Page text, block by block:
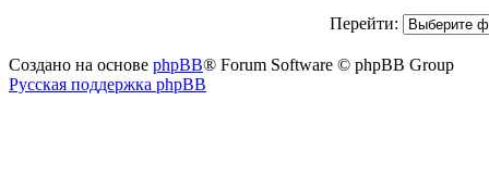
Перейти:
Создано на основе phpBB® Forum Software © phpBB Group
Русская поддержка phpBB